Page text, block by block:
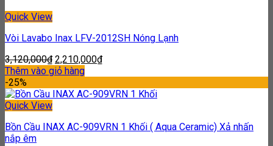
Quick View
Vòi Lavabo Inax LFV-2012SH Nóng Lạnh
3,120,000₫ 2,210,000₫
Thêm vào giỏ hàng
-25%
Quick View
Bồn Cầu INAX AC-909VRN 1 Khối ( Aqua Ceramic) Xả nhấn
nắp êm